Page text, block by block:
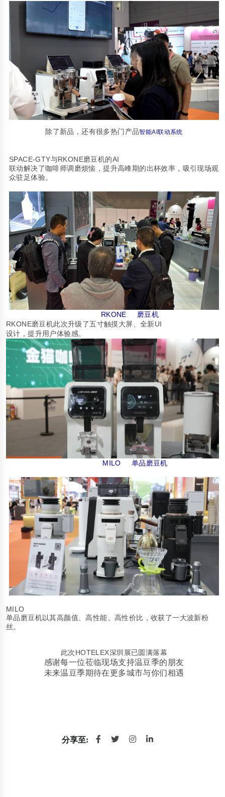
除了新品，还有很多热门产品智能AI联动系统
SPACE-GTY与RKONE磨豆机的AI
联动解决了咖啡师调磨烦恼，提升高峰期的出杯效率，吸引现场观
众驻足体验。
RKONE 磨豆机
RKONE磨豆机此次升级了五寸触摸大屏、全新UI
设计，提升用户体验感。
MILO 单品磨豆机
MILO
单品磨豆机以其高颜值、高性能、高性价比，收获了一大波新粉
丝。
此次 HOTELEX深圳展已圆满落幕
感谢每一位莅临现场支持温豆季的朋友
未来温豆季期待在更多城市与你们相遇
分享至: